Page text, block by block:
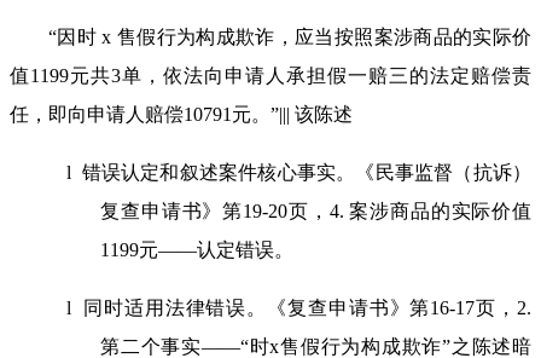
“因时 x 售假行为构成欺诈，应当按照案涉商品的实际价
值1199元共3单，依法向申请人承担假一赔三的法定赔偿责
任，即向申请人赔偿10791 元。”||| 该陈述
l 错误认定和叙述案件核心事实。《民事监督（抗诉）
复查申请书》第19-20页， 4.案涉商品的实际价值
1199元——认定错误。
l 同时适用法律错误。《复查申请书》第16-17页， 2.
第二个事实——“时x售假行为构成欺诈”之陈述暗